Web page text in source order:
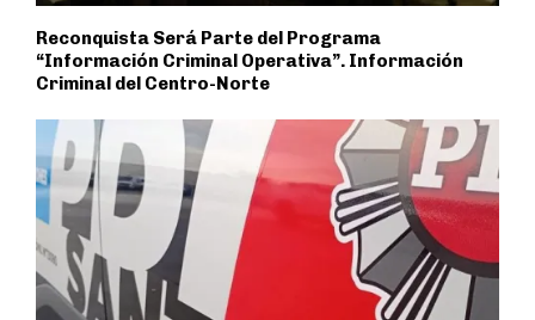
Reconquista Será Parte del Programa
“Información Criminal Operativa”. Información
Criminal del Centro-Norte